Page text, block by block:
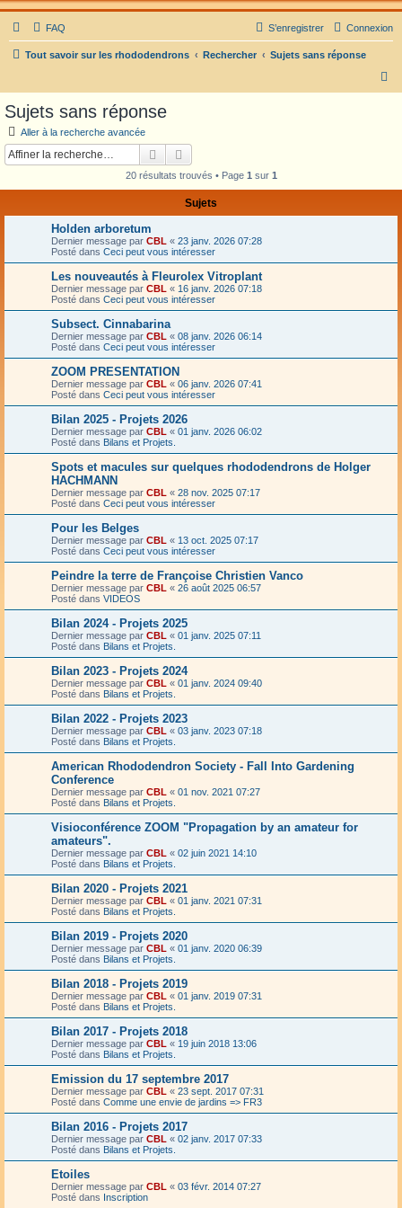
FAQ Connexion
S’enregistrer
Tout savoir sur les rhododendrons Rechercher
Sujets sans réponse
Sujets sans réponse
Aller à la recherche avancée
Rechercher
20 résultats trouvés • Page 1 sur 1
Sujets
Holden arboretum
Dernier message par CBL « 23 janv. 2026 07:28
Posté dans Ceci peut vous intéresser
Les nouveautés à Fleurolex Vitroplant
Dernier message par CBL « 16 janv. 2026 07:18
Posté dans Ceci peut vous intéresser
Subsect. Cinnabarina
Dernier message par CBL « 08 janv. 2026 06:14
Posté dans Ceci peut vous intéresser
ZOOM PRESENTATION
Dernier message par CBL « 06 janv. 2026 07:41
Posté dans Ceci peut vous intéresser
Bilan 2025 - Projets 2026
Dernier message par CBL « 01 janv. 2026 06:02
Posté dans Bilans et Projets.
Spots et macules sur quelques rhododendrons de Holger
HACHMANN
Dernier message par CBL « 28 nov. 2025 07:17
Posté dans Ceci peut vous intéresser
Pour les Belges
Dernier message par CBL « 13 oct. 2025 07:17
Posté dans Ceci peut vous intéresser
Peindre la terre de Françoise Christien Vanco
Dernier message par CBL « 26 août 2025 06:57
Posté dans VIDEOS
Bilan 2024 - Projets 2025
Dernier message par CBL « 01 janv. 2025 07:11
Posté dans Bilans et Projets.
Bilan 2023 - Projets 2024
Dernier message par CBL « 01 janv. 2024 09:40
Posté dans Bilans et Projets.
Bilan 2022 - Projets 2023
Dernier message par CBL « 03 janv. 2023 07:18
Posté dans Bilans et Projets.
American Rhododendron Society - Fall Into Gardening
Conference
Dernier message par CBL « 01 nov. 2021 07:27
Posté dans Bilans et Projets.
Visioconférence ZOOM "Propagation by an amateur for
amateurs".
Dernier message par CBL « 02 juin 2021 14:10
Posté dans Bilans et Projets.
Bilan 2020 - Projets 2021
Dernier message par CBL « 01 janv. 2021 07:31
Posté dans Bilans et Projets.
Bilan 2019 - Projets 2020
Dernier message par CBL « 01 janv. 2020 06:39
Posté dans Bilans et Projets.
Bilan 2018 - Projets 2019
Dernier message par CBL « 01 janv. 2019 07:31
Posté dans Bilans et Projets.
Bilan 2017 - Projets 2018
Dernier message par CBL « 19 juin 2018 13:06
Posté dans Bilans et Projets.
Emission du 17 septembre 2017
Dernier message par CBL « 23 sept. 2017 07:31
Posté dans Comme une envie de jardins => FR3
Bilan 2016 - Projets 2017
Dernier message par CBL « 02 janv. 2017 07:33
Posté dans Bilans et Projets.
Etoiles
Dernier message par CBL « 03 févr. 2014 07:27
Posté dans Inscription